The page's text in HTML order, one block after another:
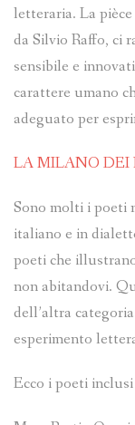
letteraria. La
da Silvio Raffo, ci
sensibile e
carattere umano
adeguato per
LA MILANO DEI
Sono molti i poeti
italiano e in
poeti che
non abitandovi.
dell’altra
esperimento
Ecco i poeti